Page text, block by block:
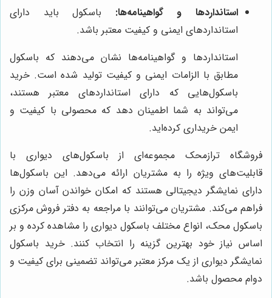
استانداردها و گواهینامه‌ها: باسکول باید دارای
استانداردهای ایمنی و کیفیت معتبر باشد.
استانداردها و گواهینامه‌ها نشان می‌دهند که باسکول
مطابق با الزامات ایمنی و کیفیت تولید شده است. خرید
باسکول‌هایی که دارای استانداردهای معتبر هستند،
می‌تواند به شما اطمینان دهد که محصولی با کیفیت و
ایمن خریداری کرده‌اید.
فروشگاه ترازمحک مجموعه‌ای از باسکول‌های دیواری با
قابلیت‌های ویژه را به مشتریان ارائه می‌دهد. این باسکول‌ها
دارای نمایشگر دیجیتالی هستند که امکان خواندن آسان وزن را
فراهم می‌کند. مشتریان می‌توانند با مراجعه به دفتر فروش مرکزی
باسکول محک، انواع مختلف باسکول دیواری را مشاهده کرده و بر
اساس نیاز خود بهترین گزینه را انتخاب کنند. خرید باسکول
نمایشگر دیواری از یک مرکز معتبر می‌تواند تضمینی برای کیفیت و
دوام محصول باشد.